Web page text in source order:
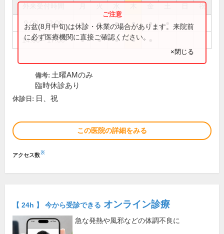
祝
9:00～12:00 ● ● ● ● ●
14:00～17:00 ● ● ● ●
お盆(8月中旬)は休診・休業の場合があります。来院前
に必ず医療機関に直接ご確認ください。
×閉じる
備考: 土曜AMのみ
臨時休診あり
休診日: 日、祝
この医院の詳細をみる
アクセス数※
【 24h 】 今から受診できる オンライン診療
急な発熱や風邪などの体調不良に